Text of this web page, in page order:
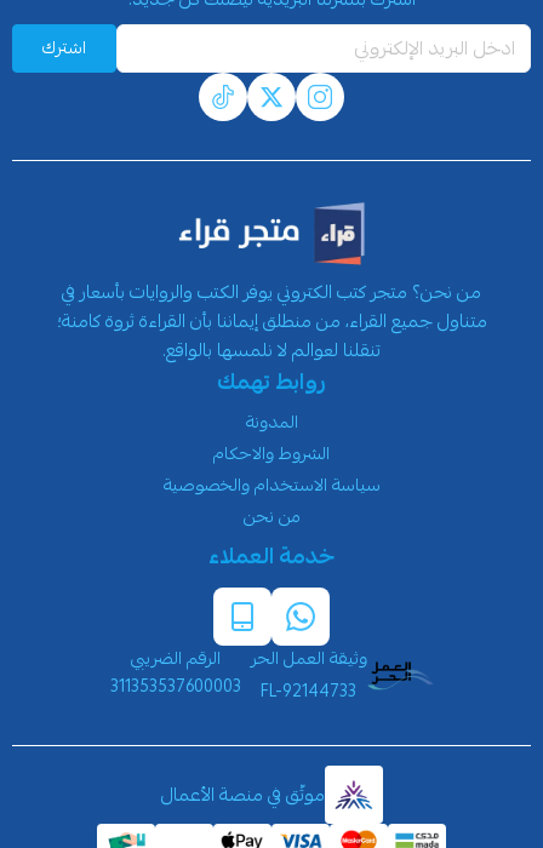
اشترك
من نحن؟ متجر كتب الكتروني يوفر الكتب والروايات بأسعار في
متناول جميع القراء، من منطلق إيماننا بأن القراءة ثروة كامنة؛
تنقلنا لعوالم لا نلمسها بالواقع.
روابط تهمك
المدونة
الشروط والاحكام
سياسة الاستخدام والخصوصية
من نحن
خدمة العملاء
وثيقة العمل الحر
FL-92144733
الرقم الضريبي
311353537600003
موثّق في منصة الأعمال